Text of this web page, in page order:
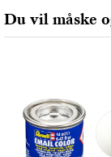
7311 PD
Du vil måske